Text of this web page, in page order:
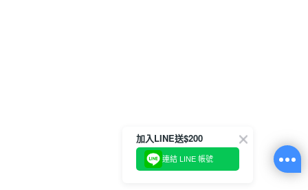
加入LINE送$200
連結 LINE 帳號